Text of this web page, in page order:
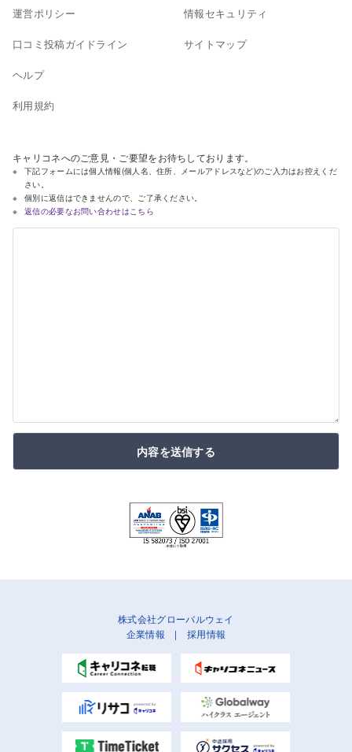
運営ポリシー
口コミ投稿ガイドライン
ヘルプ
利用規約
情報セキュリティ
サイトマップ
キャリコネへのご意見・ご要望をお待ちしております。
下記フォームには個人情報(個人名、住所、メールアドレスなど)のご入力はお控えくだ
さい。
個別に返信はできませんので、ご了承ください。
返信の必要なお問い合わせはこちら
内容を送信する
株式会社グローバルウェイ
企業情報 | 採用情報